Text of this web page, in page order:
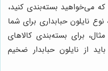
که می‌خواهید بسته‌بندی کنید،
نایلون حبابداری برای شما
برای بسته‌بندی کالاهای
از نایلون حبابدار ضخیم